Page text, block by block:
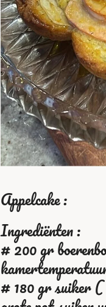
Appelcake :
Ingrediënten :
# 200 gr
# 180 gr suiker (